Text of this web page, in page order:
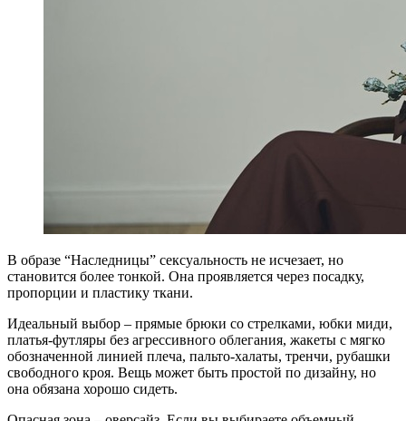
В образе “Наследницы” сексуальность не исчезает, но
становится более тонкой. Она проявляется через посадку,
пропорции и пластику ткани.
Идеальный выбор – прямые брюки со стрелками, юбки миди,
платья-футляры без агрессивного облегания, жакеты с мягко
обозначенной линией плеча, пальто-халаты, тренчи, рубашки
свободного кроя. Вещь может быть простой по дизайну, но
она обязана хорошо сидеть.